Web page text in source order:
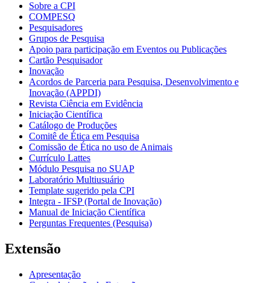
Sobre a CPI
COMPESQ
Pesquisadores
Grupos de Pesquisa
Apoio para participação em Eventos ou Publicações
Cartão Pesquisador
Inovação
Acordos de Parceria para Pesquisa, Desenvolvimento e
Inovação (APPDI)
Revista Ciência em Evidência
Iniciação Científica
Catálogo de Produções
Comitê de Ética em Pesquisa
Comissão de Ética no uso de Animais
Currículo Lattes
Módulo Pesquisa no SUAP
Laboratório Multiusuário
Template sugerido pela CPI
Integra - IFSP (Portal de Inovação)
Manual de Iniciação Científica
Perguntas Frequentes (Pesquisa)
Extensão
Apresentação